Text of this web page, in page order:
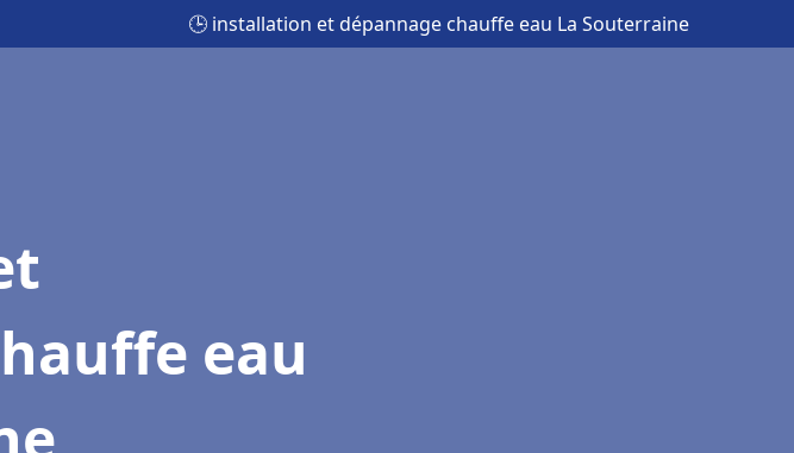
🕒 installation et dépannage chauffe eau La Souterraine
eau